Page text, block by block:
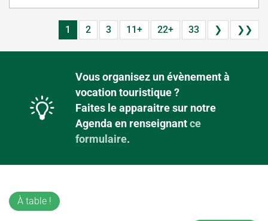
1 2 3 11+ 22+ 33 ❯ ❯❯
Vous organisez un évènement à
vocation touristique ?
Faites le apparaitre sur notre
Agenda en renseignantce
formulaire.
À table !